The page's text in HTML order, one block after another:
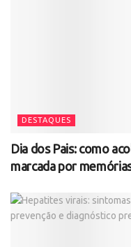
DESTAQUES
Dia dos Pais: como
marcada por